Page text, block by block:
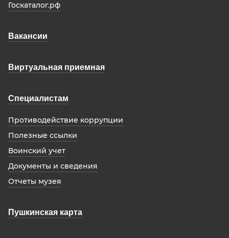
Госкаталог.рф
Вакансии
Виртуальная приемная
Специалистам
Противодействие коррупции
Полезные ссылки
Воинский учет
Документы и сведения
Отчеты музея
Пушкинская карта